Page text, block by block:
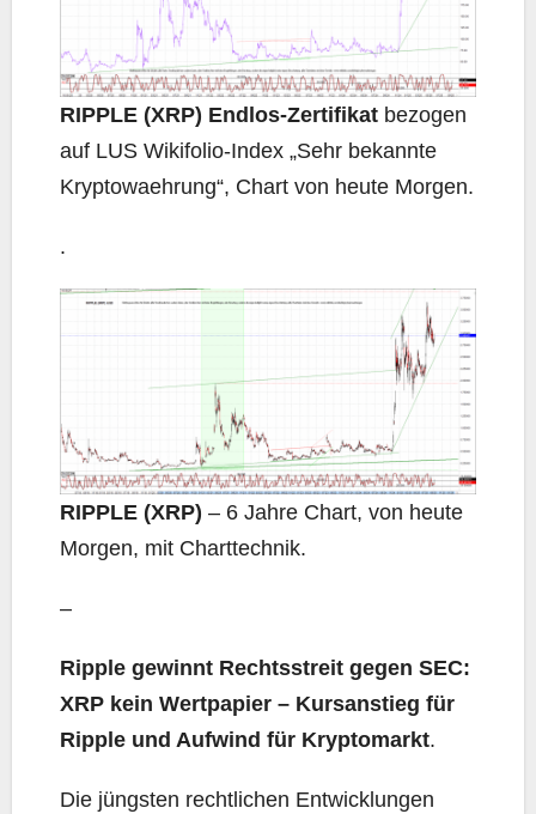
RIPPLE (XRP) Endlos-Zertifikat bezogen
auf LUS Wikifolio-Index „Sehr bekannte
Kryptowaehrung“, Chart von heute Morgen.
.
RIPPLE (XRP) – 6 Jahre Chart, von heute
Morgen, mit Charttechnik.
–
Ripple gewinnt Rechtsstreit gegen SEC:
XRP kein Wertpapier – Kursanstieg für
Ripple und Aufwind für Kryptomarkt.
Die jüngsten rechtlichen Entwicklungen